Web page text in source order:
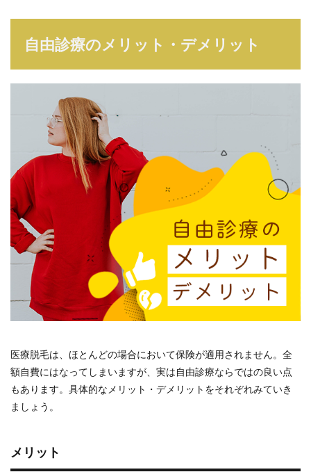
自由診療のメリット・デメリット
医療脱毛は、ほとんどの場合において保険が適用されません。全
額自費にはなってしまいますが、実は自由診療ならではの良い点
もあります。具体的なメリット・デメリットをそれぞれみていき
ましょう。
メリット